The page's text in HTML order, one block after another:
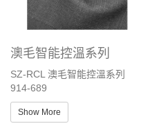
澳毛智能控溫系列
SZ-RCL 澳毛智能控溫系列
914-689
Show More